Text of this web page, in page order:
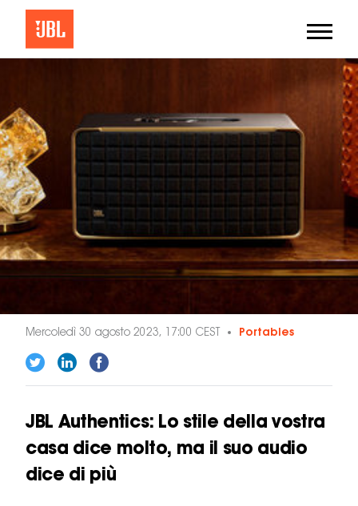
Mercoledì 30 agosto 2023, 17:00 CEST Portables
JBL Authentics: Lo stile della vostra
casa dice molto, ma il suo audio
dice di più